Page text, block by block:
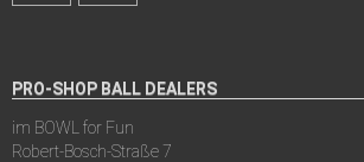
PRO-SHOP BALL DEALERS
im BOWL for Fun
Robert-Bosch-Straße 7